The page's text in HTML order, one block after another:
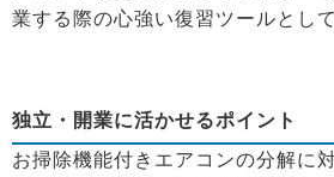
業する際の心強い復習ツールとし
独立・開業に活かせるポイント
お掃除機能付きエアコンの分解に